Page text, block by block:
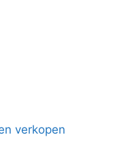
verkopen